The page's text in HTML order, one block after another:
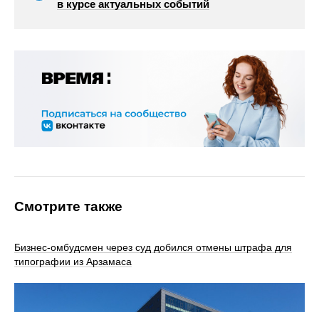
в курсе актуальных событий
Смотрите также
Бизнес-омбудсмен через суд добился отмены штрафа для
типографии из Арзамаса